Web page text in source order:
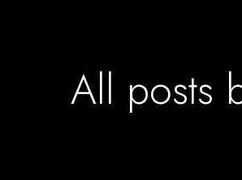
All posts